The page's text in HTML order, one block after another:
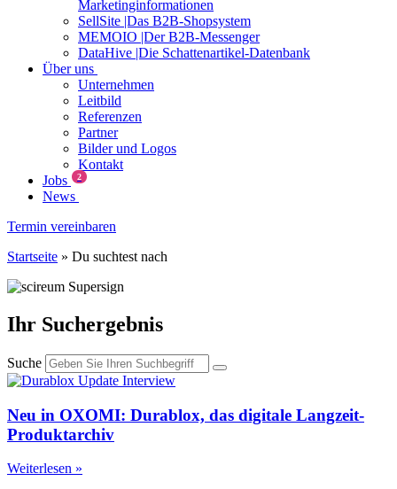
Marketinginformationen
SellSite |Das B2B-Shopsystem
MEMOIO |Der B2B-Messenger
DataHive |Die Schattenartikel-Datenbank
Über uns
Unternehmen
Leitbild
Referenzen
Partner
Bilder und Logos
Kontakt
Jobs
2
News
Termin vereinbaren
Startseite » Du suchtest nach
Ihr Suchergebnis
Suche
Neu in OXOMI: Durablox, das digitale Langzeit-
Produktarchiv
Weiterlesen »